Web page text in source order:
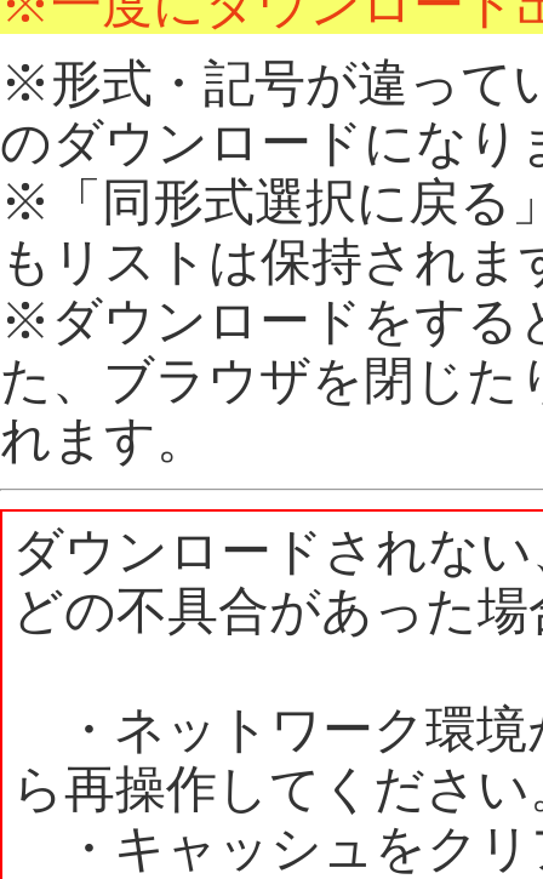
※形式・記号が違って
のダウンロードになり
※「同形式選択に戻る
もリストは保持されま
※ダウンロードをする
た、ブラウザを閉じた
れます。
ダウンロードされな
どの不具合があった
・ネットワーク環境
ら再操作してください
・キャッシュをクリ